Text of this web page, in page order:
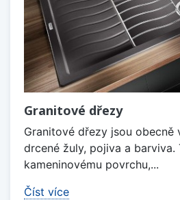
Granitové dřezy
Granitové dřezy jsou obecně
drcené žuly, pojiva a barviva.
kameninovému povrchu,...
Číst více